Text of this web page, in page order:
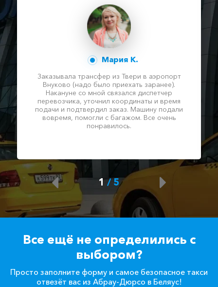
Мария К.
Заказывала трансфер из Твери в аэропорт
Внуково (надо было приехать заранее).
Накануне со мной связался диспетчер
перевозчика, уточнил координаты и время
подачи и подтвердил заказ. Машину подали
вовремя, помогли с багажом. Все очень
понравилось.
1/ 5
Все ещё не определились с
выбором?
Просто заполните форму и самое безопасное такси
отвезёт вас из Абрау-Дюрсо в Беляус!